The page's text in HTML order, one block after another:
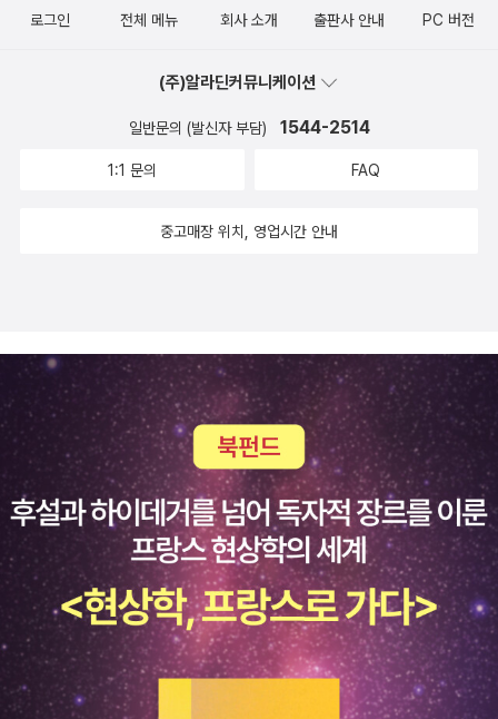
피워보지도 못하고 허망하게 죽은 기판이가 안쓰러워 마음을 무겁게
구수한 사투리와 어우러진 작품을 읽었는데 마치 한편의 드라마를 본
눈보라를 헤치고 남편집을 찾아든 새색시는 집안의 희망이었던 아홉
를 쓰고 막내 평섭이의 새집을 무작정 꿰차고 들어가더만 막내동서의
금반지를 뺏기까지한다. 가족들의 안위는 내몰라라 자신의 끝없는 탐
게 얻은 아들 기판이의 성장에 아주 큰 영향을미치고 있었으니 순하
럴수록 아들 기판이는 또래친구들로부터더한 웃음거리와 놀림거리로
만 전락한다.그렇게 초등학교 중학교를 힘들게 졸업하고 멀리 광주로
고등학교 유학을 떠나며 어머니 안골댁의 기대에 부응하는가 싶었던
기판이는 결국 친구들의 괴롭힘과 어머니의 그늘을 벗어나지 못한채
정신병에 걸려버린다. 그리곤 우연이라고 하기엔 너무도 참혹한 칠성
파 부도목과의 만남으로인해 종국엔 너무도 젊은 나이에 칼을 막고
숨지는 참사를 겪고만다.누가 기판이를 그 허망한 죽음으로 내몰았던
걸까. 거기엔 너무도 무능한 아버지도 있었고 턱없는 기대치와 욕심
을 앞세운 잘못된 어머니의사랑과, 아무 죄의식없이 자기편의속에서
오랜세월 괴롭혀온 친구들이 있었다. 그 이야기를 만나며난 때로는시
어머니 장자댁의 마음이 되었다 안골댁이 되었다 기판이가 되어가며
로그인 전체 메뉴 회사 소개 출판사 안내 PC 버전
(주)알라딘커뮤니케이션
일반문의 (발신자 부담) 1544-2514
1:1 문의 FAQ
중고매장 위치, 영업시간 안내